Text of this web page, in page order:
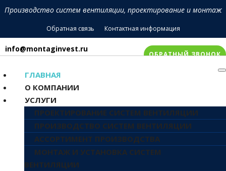
Производство систем вентиляции, проектирование и монтаж
Обратная связь Контактная информация
info@montaginvest.ru
ОБРАТНЫЙ ЗВОНОК
ГЛАВНАЯ
О КОМПАНИИ
УСЛУГИ
ПРОЕКТИРОВАНИЕ СИСТЕМ ВЕНТИЛЯЦИИ
ПРОИЗВОДСТВО СИСТЕМ ВЕНТИЛЯЦИИ
АССОРТИМЕНТ ПРОИЗВОДСТВА
МОНТАЖ И УСТАНОВКА СИСТЕМ
ВЕНТИЛЯЦИИ